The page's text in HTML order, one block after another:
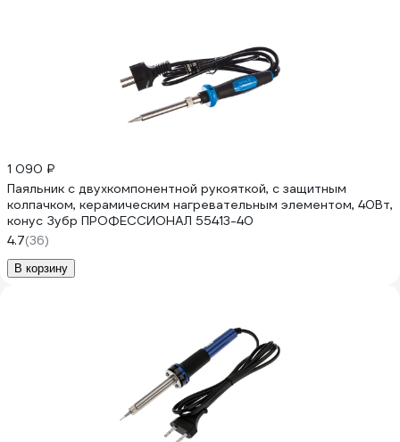
1 090 ₽
Паяльник с двухкомпонентной рукояткой, с защитным
колпачком, керамическим нагревательным элементом, 40Вт,
конус Зубр ПРОФЕССИОНАЛ 55413-40
4.7(36)
В корзину